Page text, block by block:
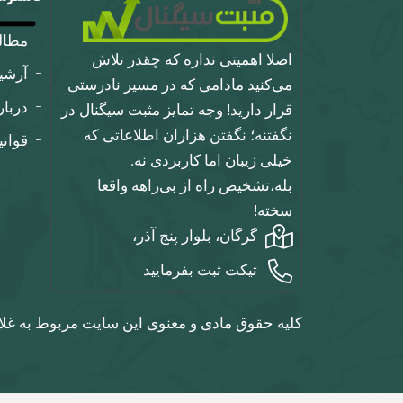
اصلا اهمیتی نداره که چقدر تلاش
می‌کنید مادامی که در مسیر نادرستی
قرار دارید! وجه تمایز مثبت سیگنال در
نگفتنه؛ نگفتن هزاران اطلاعاتی که
خیلی زیبان اما کاربردی نه.
بله،تشخیص راه از بی‌راهه واقعا
سخته!
گرگان، بلوار پنج آذر،
تیکت ثبت بفرمایید
کلیه حقوق مادی و معنوی این سایت مربوط به